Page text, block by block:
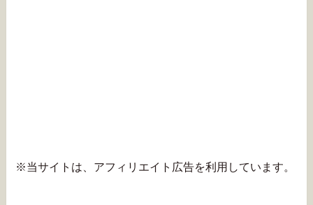
※当サイトは、アフィリエイト広告を利用しています。